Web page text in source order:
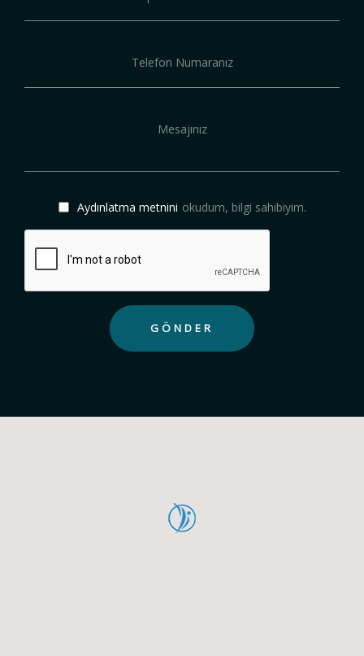
Aydınlatma metnini okudum, bilgi sahibiyim.
GÖNDER